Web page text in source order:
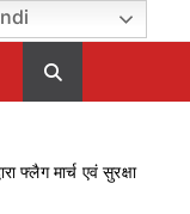
फ्लैग मार्च एवं सुरक्षा